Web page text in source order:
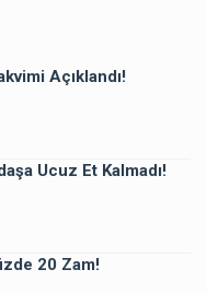
Açıklandı!
Ucuz Et Kalmadı!
20 Zam!